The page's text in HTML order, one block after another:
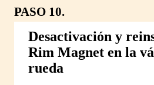
PASO 10.
Desactivación y
Rim Magnet en la
rueda